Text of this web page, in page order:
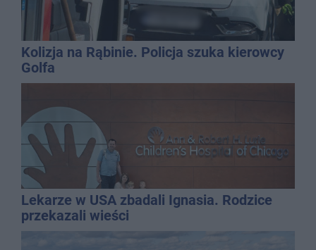
Kolizja na Rąbinie. Policja szuka kierowcy
Golfa
Lekarze w USA zbadali Ignasia. Rodzice
przekazali wieści